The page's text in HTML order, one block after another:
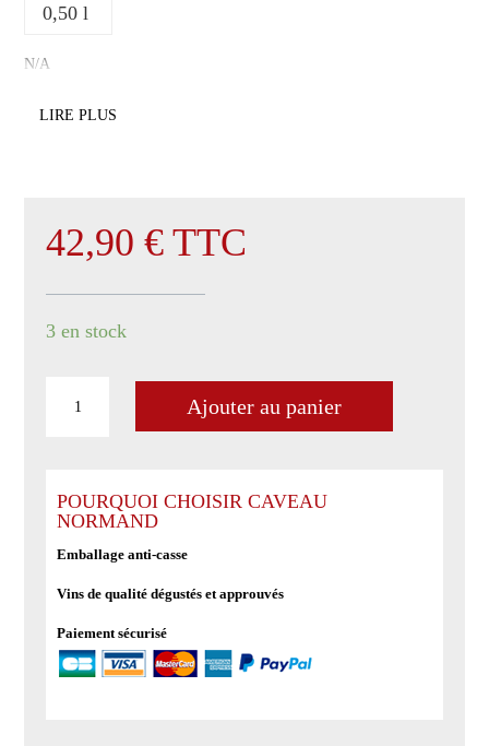
0,50 l
N/A
LIRE PLUS
42,90€ TTC
3 en stock
batch
Ajouter au panier
POURQUOI CHOISIR CAVEAU
NORMAND
Emballage anti-casse
Vins de qualité dégustés et approuvés
Paiement sécurisé